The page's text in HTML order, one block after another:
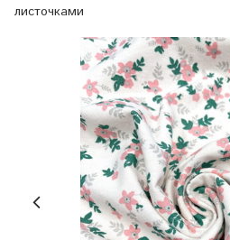
листочками